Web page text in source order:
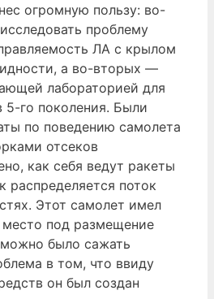
огромную пользу: во-
проблему
ЛА с крылом
а во-вторых —
лабораторией для
5-го поколения. Были
по поведению самолета
отсеков
как себя ведут ракеты
распределяется поток
Этот самолет имел
под размещение
можно было сажать
в том, что ввиду
он был создан